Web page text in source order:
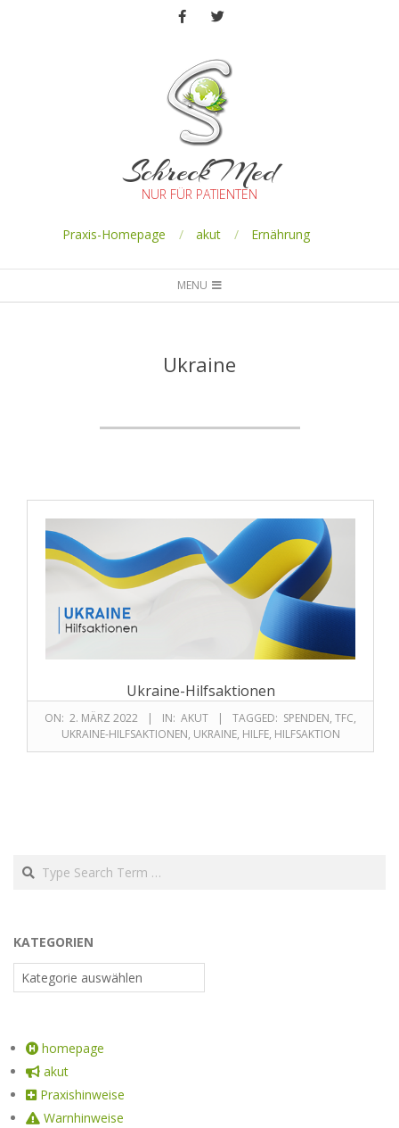
SchreckMed
NUR FÜR PATIENTEN
Praxis-Homepage akut Ernährung
MENU
Ukraine
Ukraine-Hilfsaktionen
ON: 2. MÄRZ 2022 IN: AKUT TAGGED: SPENDEN, TFC,
UKRAINE-HILFSAKTIONEN, UKRAINE, HILFE, HILFSAKTION
KATEGORIEN
homepage
akut
Praxishinweise
Warnhinweise